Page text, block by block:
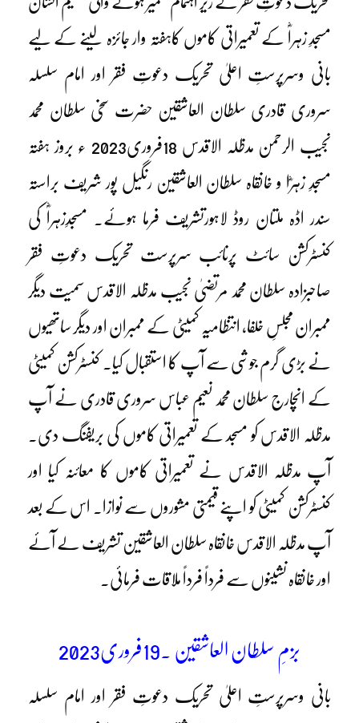
مسجدِ زہراؓ کے تعمیراتی کاموں کاہفتہ وار جائزہ لینے کے لیے
بانی وسرپرستِ اعلیٰ تحریک دعوتِ فقر اور امام سلسلہ
سروری قادری سلطان العاشقین حضرت سخی سلطان محمد
نجیب الرحمن مدظلہ الاقدس 18فروری2023 ء بروز ہفتہ
مسجدِ زہرؓا و خانقاہ سلطان العاشقین رنگیل پور شریف براستہ
سندر اڈہ ملتان روڈ لاہورتشریف فرما ہوئے۔ مسجدِزہراؓ کی
کنسٹرکشن سائٹ پرنائب سرپرست تحریک دعوتِ فقر
صاحبزادہ سلطان محمد مرتضیٰ نجیب مدظلہ الاقدس سمیت دیگر
ممبران مجلسِ خلفا، انتظامیہ کمیٹی کے ممبران اور دیگر ساتھیوں
نے بڑی گرم جوشی سے آپ کا استقبال کیا۔ کنسٹرکشن کمیٹی
کے انچارج سلطان محمد نعیم عباس سروری قادری نے آپ
مدظلہ الاقدس کو مسجد کے تعمیراتی کاموں کی بریفنگ دی۔
آپ مدظلہ الاقدس نے تعمیراتی کاموں کا معائنہ کیا اور
کنسٹرکشن کمیٹی کو اپنے قیمتی مشوروں سے نوازا۔ اس کے بعد
آپ مدظلہ الاقدس خانقاہ سلطان العاشقین تشریف لے آئے
اور خانقاہ نشینوں سے فرداً فرداً ملاقات فرمائی۔
بزمِ سلطان العاشقین ۔19فروری2023
بانی وسرپرستِ اعلیٰ تحریک دعوتِ فقر اور امام سلسلہ